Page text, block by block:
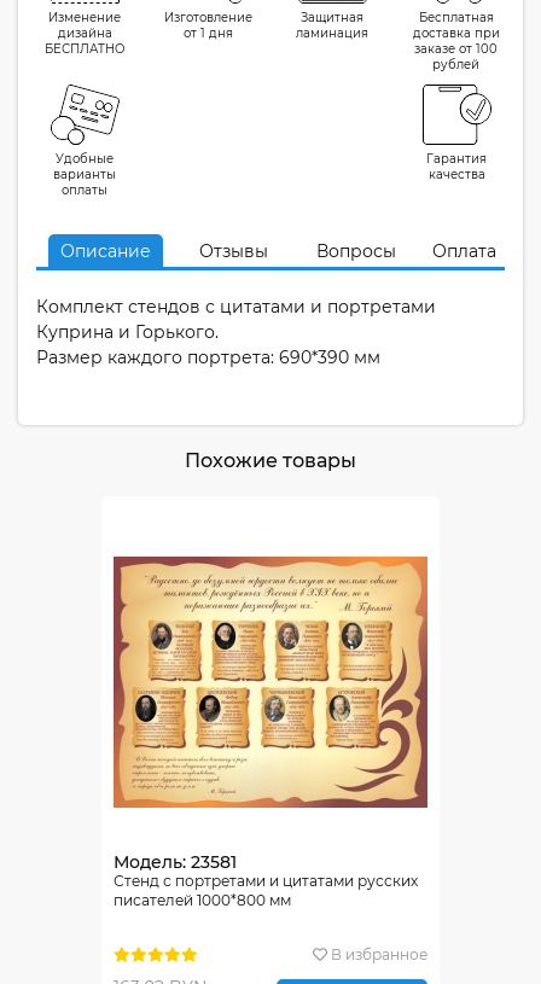
Изменение
дизайна
БЕСПЛАТНО
Изготовление
от 1 дня
Защитная
ламинация
Бесплатная
доставка при
заказе от 100
рублей
Удобные
варианты
оплаты
Гарантия
качества
Описание Отзывы Вопросы Оплата
Комплект стендов с цитатами и портретами
Куприна и Горького.
Размер каждого портрета: 690*390 мм
Похожие товары
Модель: 23581
Стенд с портретами и цитатами русских
писателей 1000*800 мм
В избранное